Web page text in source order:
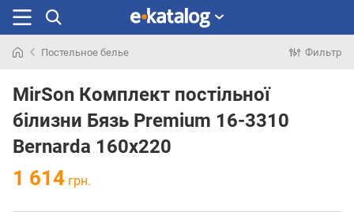
раньше
Постельное белье Фильтр
MirSon Комплект постільної
білизни Бязь Premium 16-3310
Bernarda 160х220
1 614 грн.